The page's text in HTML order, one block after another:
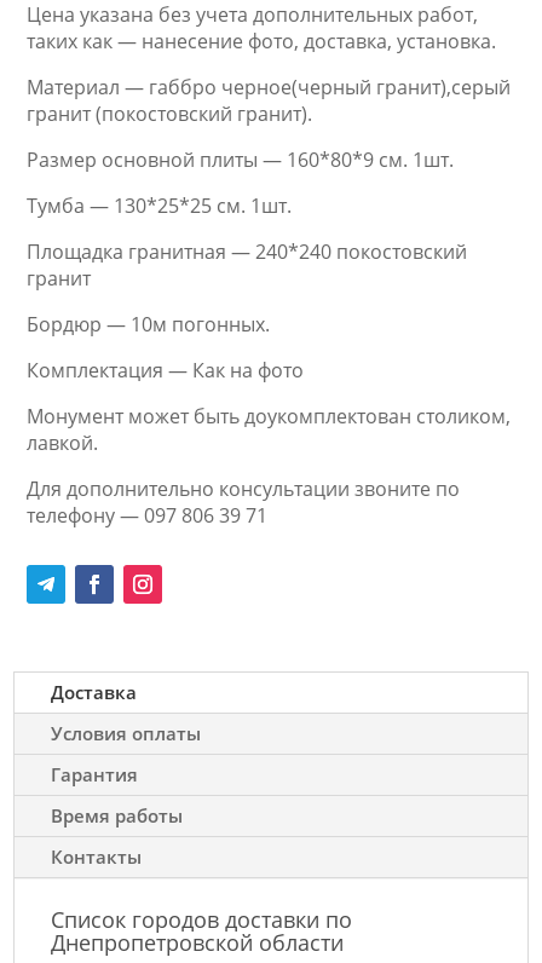
Цена указана без учета дополнительных работ,
таких как — нанесение фото, доставка, установка.
Материал — габбро черное(черный гранит),серый
гранит (покостовский гранит).
Размер основной плиты — 160*80*9 см. 1шт.
Тумба — 130*25*25 см. 1шт.
Площадка гранитная — 240*240 покостовский
гранит
Бордюр — 10м погонных.
Комплектация — Как на фото
Монумент может быть доукомплектован столиком,
лавкой.
Для дополнительно консультации звоните по
телефону — 097 806 39 71
Доставка
Условия оплаты
Гарантия
Время работы
Контакты
Список городов доставки по
Днепропетровской области